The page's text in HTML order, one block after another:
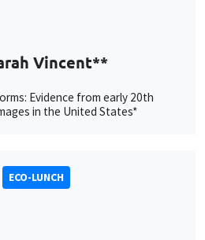
Vincent**
Evidence from early 20th
in the United States*
ECO-LUNCH